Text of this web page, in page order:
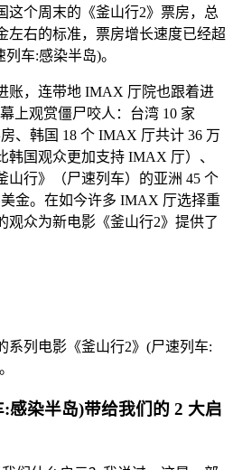
这个周末的《釜山行2》票房，总
左右的标准，票房增长速度已经超
车:感染半岛)。
账，连带地 IMAX 厅院也跟着进
上观赏僵尸咬人：台湾 10 家
、韩国 18 个 IMAX 厅共计 36 万
韩国观众更加支持 IMAX 厅）、
山行》（尸速列车）的亚洲 45 个
金。在如今许多 IMAX 厅选择重
观众为新电影《釜山行2》提供了
系列电影《釜山行2》(尸速列车:
:感染半岛)带给我们的 2 大启